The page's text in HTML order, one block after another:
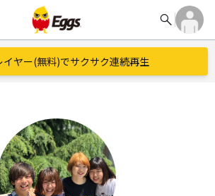
search
イヤー(無料)でサクサク連続再生